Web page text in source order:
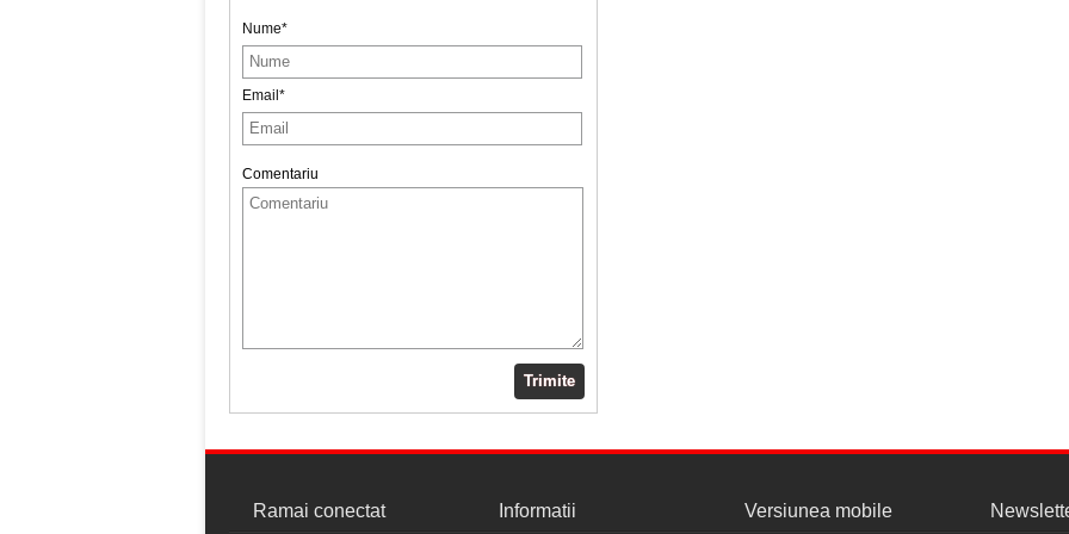
Nume*
Email*
Comentariu
Trimite
Ramai conectat Informatii Versiunea mobile